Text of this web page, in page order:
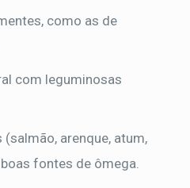
como as de
com leguminosas
arenque, atum,
fontes de ômega.